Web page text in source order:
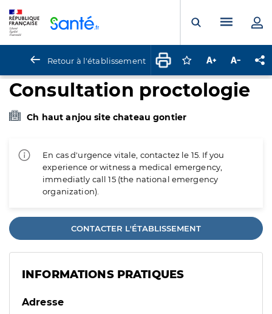
Ouvrir laMenu
Retour à l'établissement Connectez-vous
Augmenter la
Consultation proctologie
Ch haut anjou site chateau gontier
En cas d'urgence vitale, contactez le 15. If you
experience or witness a medical emergency,
immediatly call 15 (the national emergency
organization).
CONTACTER L'ÉTABLISSEMENT
INFORMATIONS PRATIQUES
Adresse